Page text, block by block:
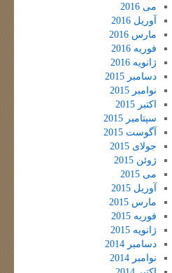
می 2016
آوریل 2016
مارس 2016
فوریه 2016
ژانویه 2016
دسامبر 2015
نوامبر 2015
اکتبر 2015
سپتامبر 2015
آگوست 2015
جولای 2015
ژوئن 2015
می 2015
آوریل 2015
مارس 2015
فوریه 2015
ژانویه 2015
دسامبر 2014
نوامبر 2014